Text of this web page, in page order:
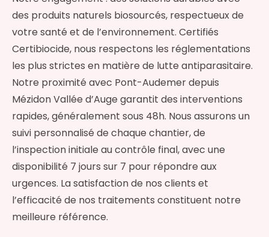
des produits naturels biosourcés, respectueux de
votre santé et de l’environnement. Certifiés
Certibiocide, nous respectons les réglementations
les plus strictes en matière de lutte antiparasitaire.
Notre proximité avec Pont-Audemer depuis
Mézidon Vallée d’Auge garantit des interventions
rapides, généralement sous 48h. Nous assurons un
suivi personnalisé de chaque chantier, de
l’inspection initiale au contrôle final, avec une
disponibilité 7 jours sur 7 pour répondre aux
urgences. La satisfaction de nos clients et
l’efficacité de nos traitements constituent notre
meilleure référence.